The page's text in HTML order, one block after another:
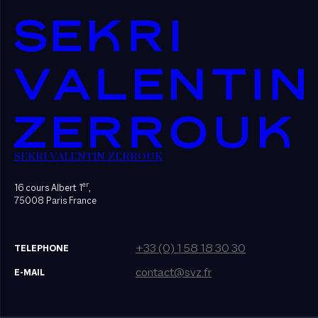
SEKRI VALENTIN ZERROUK
16 cours Albert 1er,
75008 Paris France
TELEPHONE +33 (0) 1 58 18 30 30
E-MAIL contact@svz.fr